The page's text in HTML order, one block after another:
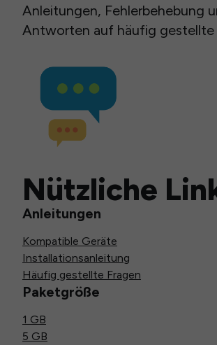
Anleitungen, Fehlerbehebung
Antworten auf häufig gestellte
Nützliche
Anleitungen
Kompatible Geräte
Installationsanleitung
Häufig gestellte Fragen
Paketgröße
1 GB
5 GB